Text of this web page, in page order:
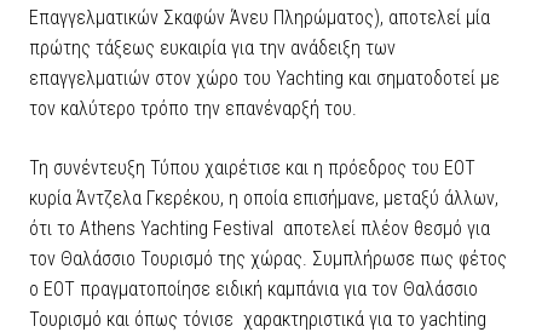
Επαγγελματικών Σκαφών Άνευ Πληρώματος), αποτελεί μία
πρώτης τάξεως ευκαιρία για την ανάδειξη των
επαγγελματιών στον χώρο του Yachting και σηματοδοτεί με
τον καλύτερο τρόπο την επανέναρξή του.
Τη συνέντευξη Τύπου χαιρέτισε και η πρόεδρος του ΕΟΤ
κυρία Άντζελα Γκερέκου, η οποία επισήμανε, μεταξύ άλλων,
ότι το Athens Yachting Festival αποτελεί πλέον θεσμό για
τον Θαλάσσιο Τουρισμό της χώρας. Συμπλήρωσε πως φέτος
ο ΕΟΤ πραγματοποίησε ειδική καμπάνια για τον Θαλάσσιο
Τουρισμό και όπως τόνισε χαρακτηριστικά για το yachting